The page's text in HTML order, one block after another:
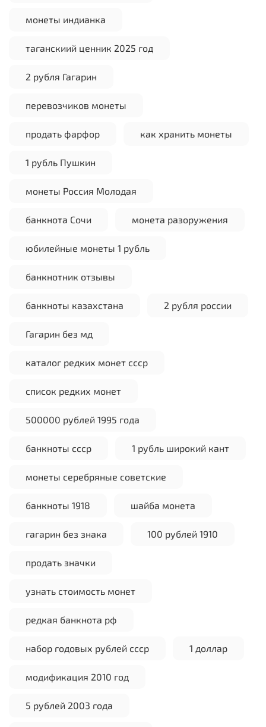
монеты индианка
таганскиий ценник 2025 год
2 рубля Гагарин
перевозчиков монеты
продать фарфор как хранить монеты
1 рубль Пушкин
монеты Россия Молодая
банкнота Сочи монета разоружения
юбилейные монеты 1 рубль
банкнотник отзывы
банкноты казахстана 2 рубля россии
Гагарин без мд
каталог редких монет ссср
список редких монет
500000 рублей 1995 года
банкноты ссср 1 рубль широкий кант
монеты серебряные советские
банкноты 1918 шайба монета
гагарин без знака 100 рублей 1910
продать значки
узнать стоимость монет
редкая банкнота рф
набор годовых рублей ссср 1 доллар
модификация 2010 год
5 рублей 2003 года